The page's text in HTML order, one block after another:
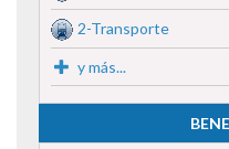
2-Transporte
y más...